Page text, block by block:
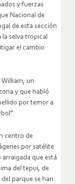
y fuerzas
Nacional de
de esta sección
selva tropical
el cambio
un
y que habló
por temor a
centro de
por satélite
que está
del tepui, de
parque se han